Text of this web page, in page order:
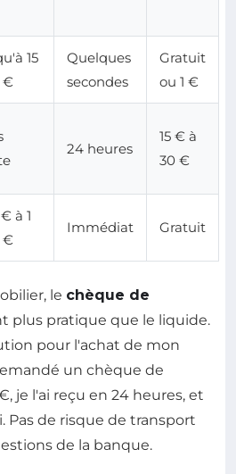
15
€
Quelques
secondes
Gratuit
ou 1 €
24 heures
15 € à
30 €
à 1
€
Immédiat Gratuit
le chèque de
plus pratique que le liquide.
pour l'achat de mon
un chèque de
je l'ai reçu en 24 heures, et
Pas de risque de transport
de la banque.